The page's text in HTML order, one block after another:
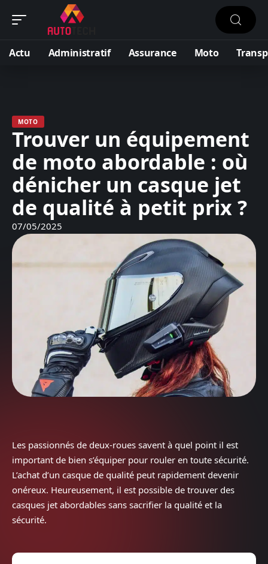
Actu Administratif Assurance Moto
MOTO
Trouver un équipement
de moto abordable : où
dénicher un casque jet
de qualité à petit prix ?
07/05/2025
Les passionnés de deux-roues savent à quel point il est
important de bien s’équiper pour rouler en toute sécurité.
L’achat d’un casque de qualité peut rapidement devenir
onéreux. Heureusement, il est possible de trouver des
casques jet abordables sans sacrifier la qualité et la
sécurité.